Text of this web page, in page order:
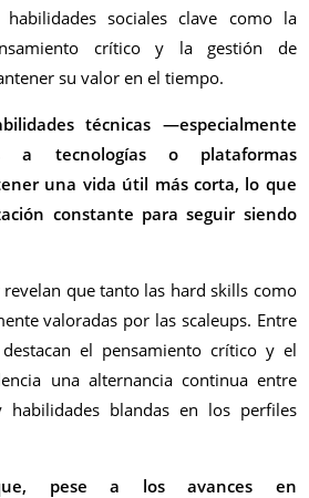
sociales clave como la
crítico y la gestión de
su valor en el tiempo.
técnicas —especialmente
a tecnologías o plataformas
una vida útil más corta, lo que
constante para seguir siendo
revelan que tanto las hard skills como
valoradas por las scaleups. Entre
el pensamiento crítico y el
una alternancia continua entre
habilidades blandas en los perfiles
pese a los avances en